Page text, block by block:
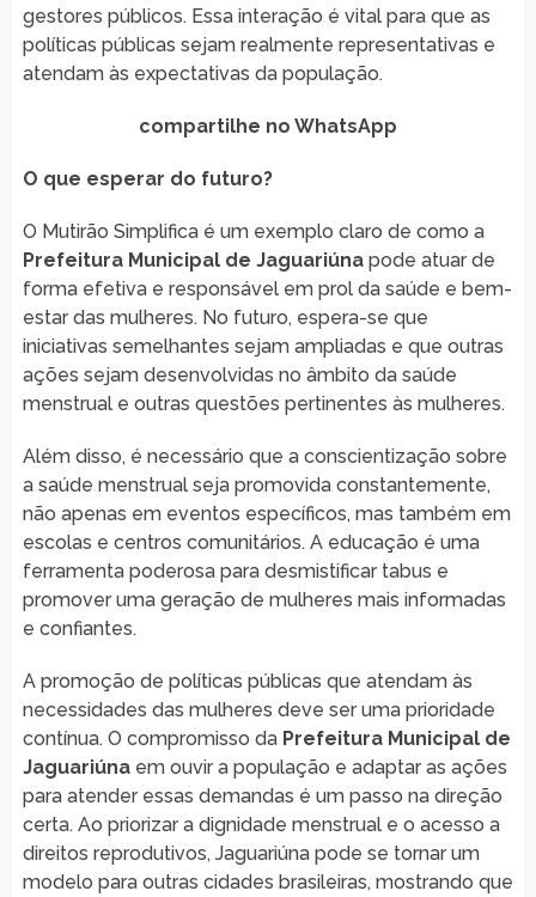
gestores públicos. Essa interação é vital para que as
políticas públicas sejam realmente representativas e
atendam às expectativas da população.
compartilhe no WhatsApp
O que esperar do futuro?
O Mutirão Simplifica é um exemplo claro de como a
Prefeitura Municipal de Jaguariúnapode atuar de
forma efetiva e responsável em prol da saúde e bem-
estar das mulheres. No futuro, espera-se que
iniciativas semelhantes sejam ampliadas e que outras
ações sejam desenvolvidas no âmbito da saúde
menstrual e outras questões pertinentes às mulheres.
Além disso, é necessário que a conscientização sobre
a saúde menstrual seja promovida constantemente,
não apenas em eventos específicos, mas também em
escolas e centros comunitários. A educação é uma
ferramenta poderosa para desmistificar tabus e
promover uma geração de mulheres mais informadas
e confiantes.
A promoção de políticas públicas que atendam às
necessidades das mulheres deve ser uma prioridade
contínua. O compromisso da Prefeitura Municipal de
Jaguariúnaem ouvir a população e adaptar as ações
para atender essas demandas é um passo na direção
certa. Ao priorizar a dignidade menstrual e o acesso a
direitos reprodutivos, Jaguariúna pode se tornar um
modelo para outras cidades brasileiras, mostrando que